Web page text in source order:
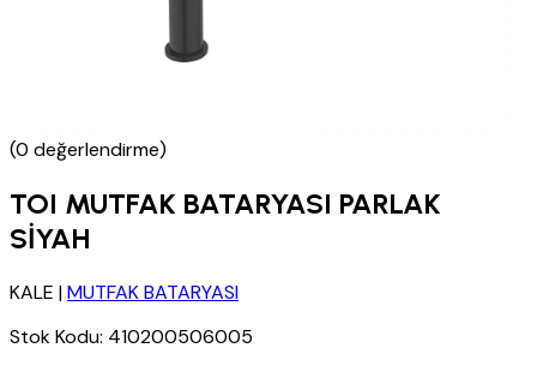
(0 değerlendirme)
TOI MUTFAK BATARYASI PARLAK
SİYAH
KALE |MUTFAK BATARYASI
Stok Kodu: 410200506005